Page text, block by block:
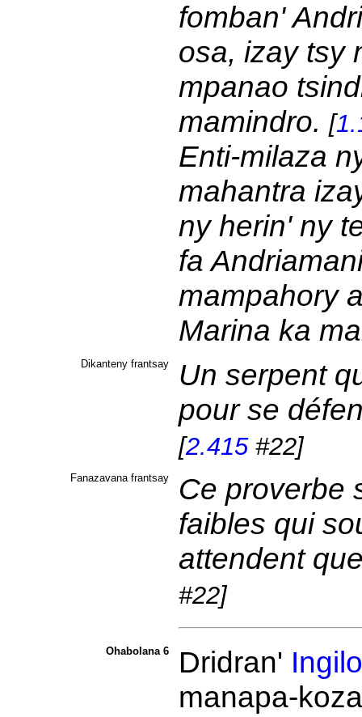
fomban'
osa, izay tsy
mpanao
mamindro. [
Enti-milaza
mahantra
ny herin' ny
fa
mampahory
Marina ka
Dikanteny frantsay
Un serpent
pour se
[2.415#22]
Fanazavana frantsay
Ce proverbe
faibles qui
attendent
#22]
Ohabolana 6 Dridran' Ingilo
manapa-